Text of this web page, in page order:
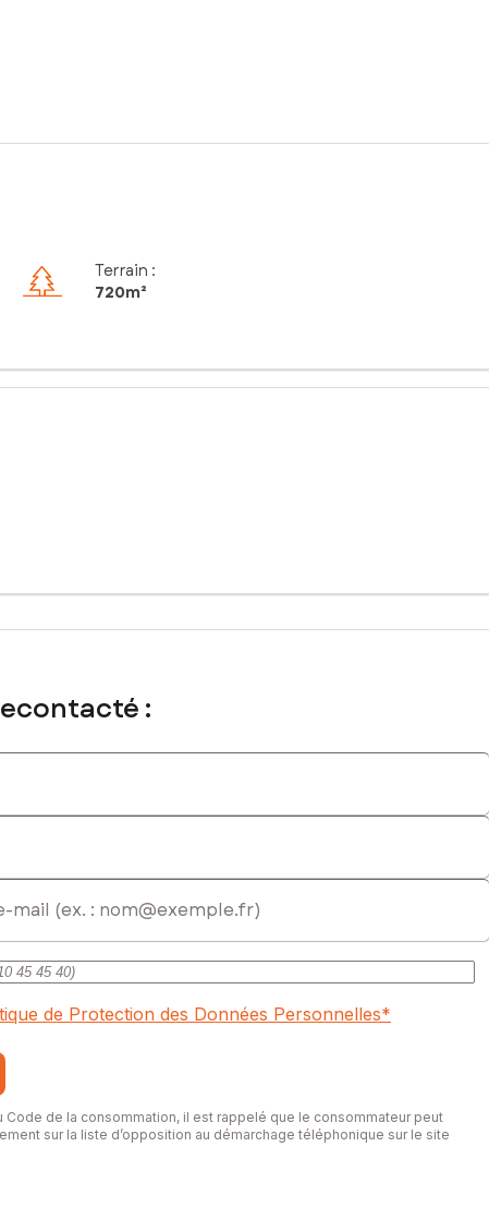
Terrain :
720m²
sur mesure. Sa surface généreuse permet d'envisager la
:
de Protection des Données Personnelles*
Code de la consommation, il est rappelé que le consommateur peut
sur la liste d’opposition au démarchage téléphonique sur le site